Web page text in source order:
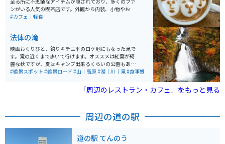
らではのスイーツも人気。近くには秋田犬会館もあり、
合わせて観光するのもおすすめです。アクセスしやす
ンがいる人気の喫茶店です。外観から内装、小物やお食
事まで全てにこだわりがあるお店は、一度行ったら何度
く、人気があるため、行かれる際には予約をしてから行
くことをオススメします。
#カフェ｜軽食
法体の滝
映画おくりびと、釣りキチ三平のロケ地にもなった滝で
す。滝の近くまで歩いて行けます。オススメは紅葉が綺
麗な秋ですが、夏はキャンプ出来るくらいの公園もある
ので楽しめます。アブや虫が多いので虫除けは必須で
いです。鳥海ブルーラインも近いので合わせて行けま
#絶景スポット #絶景ロード #山｜高原#湖｜川｜滝#食事処
「周辺のレストラン・カフェ」をもっと見る
周辺の道の駅
道の駅 てんのう